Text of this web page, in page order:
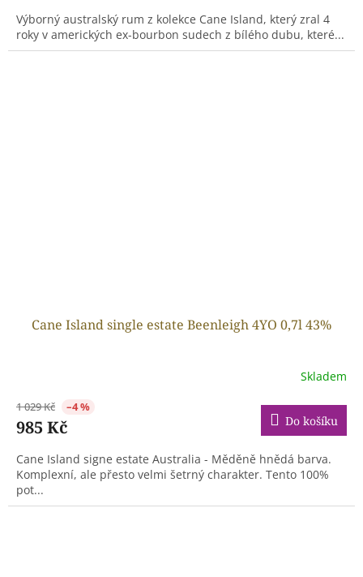
Výborný australský rum z kolekce Cane Island, který zral 4
roky v amerických ex-bourbon sudech z bílého dubu, které...
Cane Island single estate Beenleigh 4YO 0,7l 43%
Skladem
1 029 Kč –4 %
985 Kč Do košíku
Cane Island signe estate Australia - Měděně hnědá barva.
Komplexní, ale přesto velmi šetrný charakter. Tento 100%
pot...